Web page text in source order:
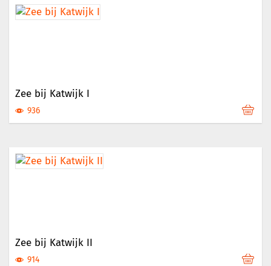
Zee bij Katwijk I
936
Zee bij Katwijk II
914